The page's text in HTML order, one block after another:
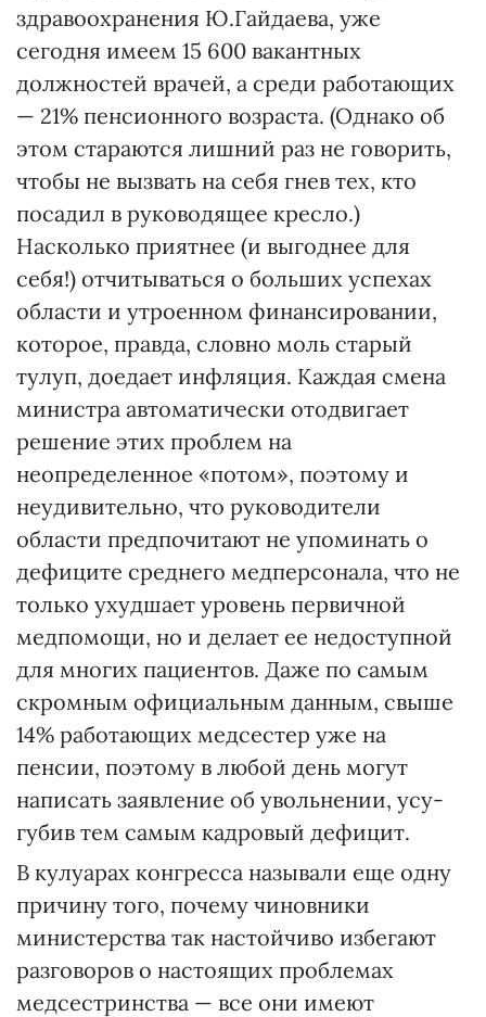
здравоохранения Ю.Гайдаева, уже
сегодня имеем 15 600 вакантных
должностей врачей, а среди работающих
— 21% пенсионного возраста. (Однако об
этом стараются лишний раз не говорить,
чтобы не вызвать на себя гнев тех, кто
посадил в руководящее кресло.)
Насколько приятнее (и выгоднее для
себя!) отчитываться о больших успехах
области и утроенном финансировании,
которое, правда, словно моль старый
тулуп, доедает инфляция. Каждая смена
министра автоматически отодвигает
решение этих проблем на
неопределенное «потом», поэтому и
неудивительно, что руководители
области предпочитают не упоминать о
дефиците среднего медперсонала, что не
только ухудшает уровень первичной
медпомощи, но и делает ее недоступной
для многих пациентов. Даже по самым
скромным официальным данным, свыше
14% работающих медсестер уже на
пенсии, поэтому в любой день могут
написать заявление об увольнении, усу­
губив тем самым кадровый дефицит.
В кулуарах конгресса называли еще одну
причину того, почему чиновники
министерства так настойчиво избегают
разговоров о настоящих проблемах
медсестринства — все они имеют